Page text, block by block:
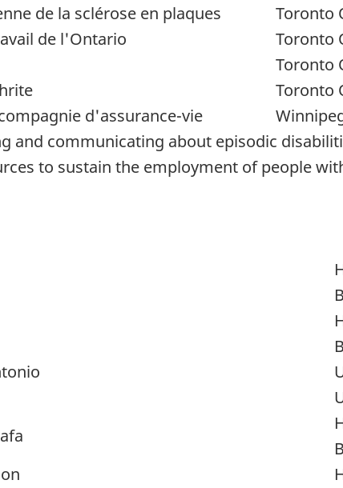
de la sclérose en plaques
Toronto
de l'Ontario
Toronto
Toronto
Toronto
d'assurance-vie
and communicating about episodic
to sustain the employment of people